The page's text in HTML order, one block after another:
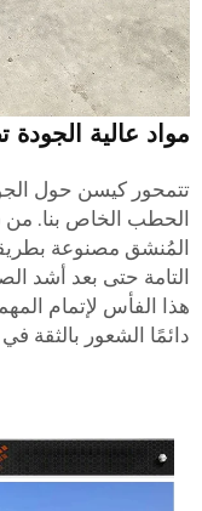
مواد عالية الجودة
تتمحور كيسن حول
الحطب الخاص بنا.
المُنشق مصنوعة
التامة حتى بعد أشد
هذا الفأس لإتمام
دائمًا الشعور بالثقة